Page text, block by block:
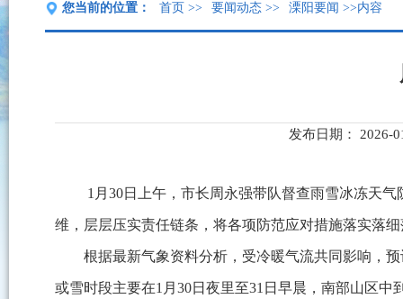
您当前的位置： 首页 >> 要闻动态 >> 溧阳要闻 >>内容
发布日期： 2026-
1月30日上午，市长周永强带队督查雨雪冰冻天
维，层层压实责任链条，将各项防范应对措施落实落
根据最新气象资料分析，受冷暖气流共同影响，
或雪时段主要在1月30日夜里至31日早晨，南部山区